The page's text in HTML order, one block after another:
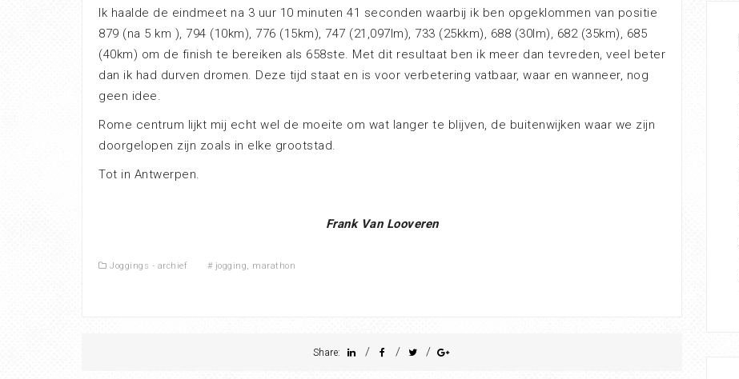
Ik haalde de eindmeet na 3 uur 10 minuten 41 seconden waarbij ik ben opgeklommen van positie
879 (na 5 km ), 794 (10km), 776 (15km), 747 (21,097lm), 733 (25kkm), 688 (30lm), 682 (35km), 685
(40km) om de finish te bereiken als 658ste. Met dit resultaat ben ik meer dan tevreden, veel beter
dan ik had durven dromen. Deze tijd staat en is voor verbetering vatbaar, waar en wanneer, nog
geen idee.
Rome centrum lijkt mij echt wel de moeite om wat langer te blijven, de buitenwijken waar we zijn
doorgelopen zijn zoals in elke grootstad.
Tot in Antwerpen.
Frank Van Looveren
Joggings - archief # jogging, marathon
Share: / / /